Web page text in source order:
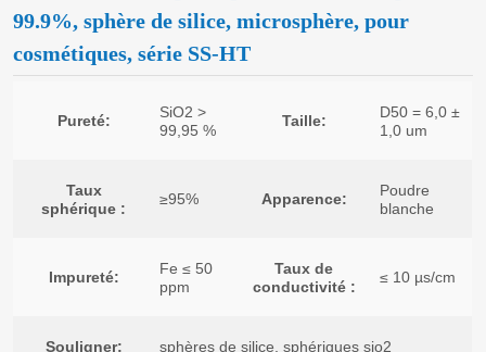
99.9%, sphère de silice, microsphère, pour
cosmétiques, série SS-HT